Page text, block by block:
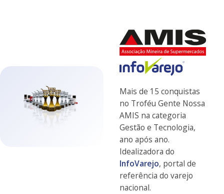
Mais de 15 conquistas
no Troféu Gente Nossa
AMIS na categoria
Gestão e Tecnologia,
ano após ano.
Idealizadora do
InfoVarejo, portal de
referência do varejo
nacional.